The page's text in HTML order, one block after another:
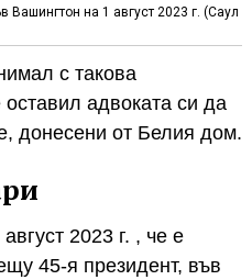
Вашингтон на 1 август 2023 г. (Саул
с такова
адвоката си да
донесени от Белия дом.
2023 г. , че е
45-я президент, във